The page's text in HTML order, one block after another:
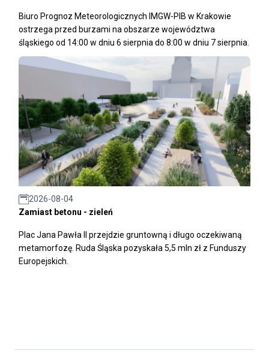
Biuro Prognoz Meteorologicznych IMGW-PIB w Krakowie
ostrzega przed burzami na obszarze województwa
śląskiego od 14:00 w dniu 6 sierpnia do 8:00 w dniu 7 sierpnia.
2026-08-04
Zamiast betonu - zieleń
Plac Jana Pawła II przejdzie gruntowną i długo oczekiwaną
metamorfozę. Ruda Śląska pozyskała 5,5 mln zł z Funduszy
Europejskich.